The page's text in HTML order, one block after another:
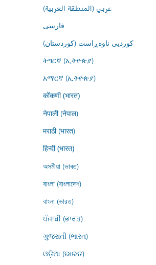
عربي (المنطقة العربية)
فارسى
کوردیی ناوەڕاست (کوردستان)
ትግርኛ (ኢትዮጵያ)
አማርኛ (ኢትዮጵያ)
कोंकणी (भारत)
नेपाली (नेपाल)
मराठी (भारत)
हिन्दी (भारत)
অসমীয়া (ভাৰত)
বাংলা (বাংলাদেশ)
বাংলা (ভারত)
ਪੰਜਾਬੀ (ਭਾਰਤ)
ગુજરાતી (ભારત)
ଓଡ଼ିଆ (ଭାରତ)